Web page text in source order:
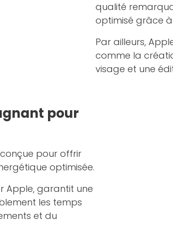
qualité
optimisé grâce
Par ailleurs,
comme la
visage et une
pour
conçue pour offrir
optimisée.
Apple, garantit une
les temps
et du